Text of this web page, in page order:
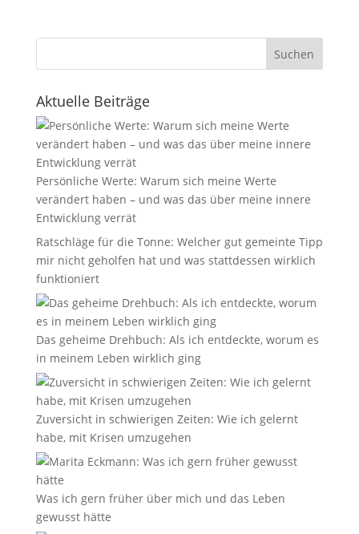
Suchen
Aktuelle Beiträge
Persönliche Werte: Warum sich meine Werte
verändert haben – und was das über meine innere
Entwicklung verrät
Ratschläge für die Tonne: Welcher gut gemeinte Tipp
mir nicht geholfen hat und was stattdessen wirklich
funktioniert
Das geheime Drehbuch: Als ich entdeckte, worum es
in meinem Leben wirklich ging
Zuversicht in schwierigen Zeiten: Wie ich gelernt
habe, mit Krisen umzugehen
Was ich gern früher über mich und das Leben
gewusst hätte